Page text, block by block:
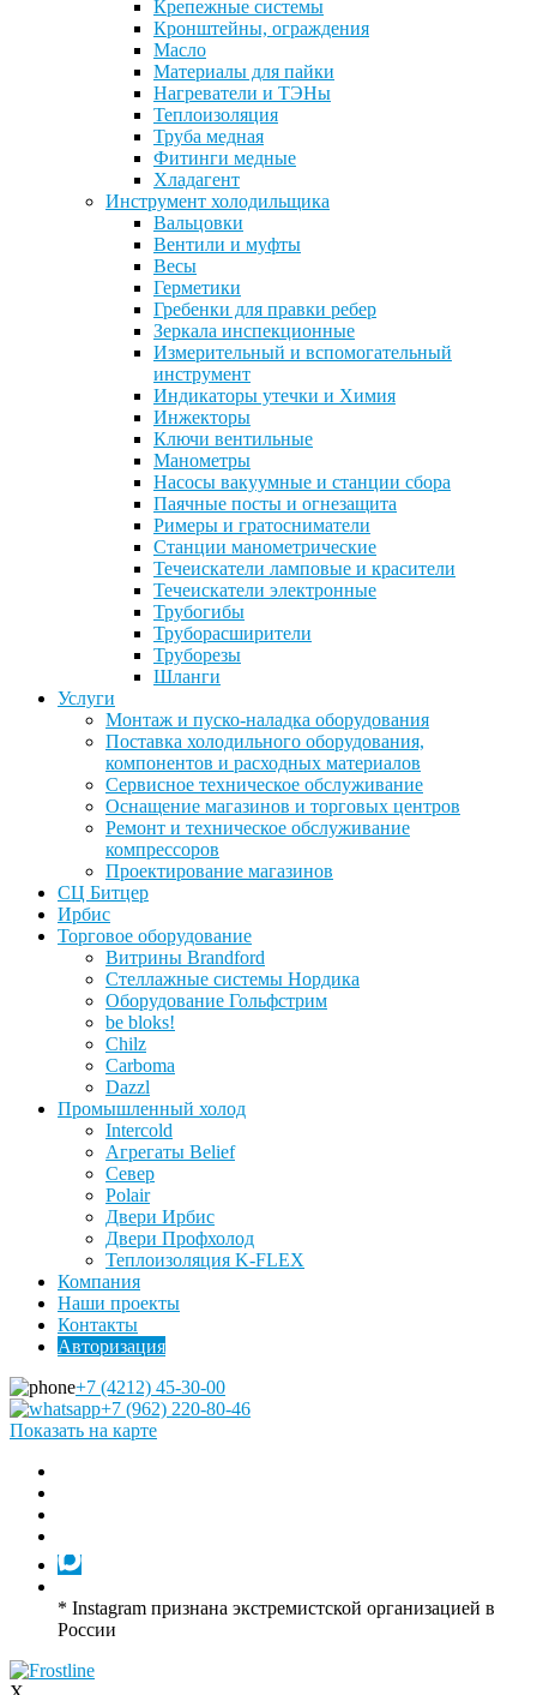
Крепежные системы
Кронштейны, ограждения
Масло
Материалы для пайки
Нагреватели и ТЭНы
Теплоизоляция
Труба медная
Фитинги медные
Хладагент
Инструмент холодильщика
Вальцовки
Вентили и муфты
Весы
Герметики
Гребенки для правки ребер
Зеркала инспекционные
Измерительный и вспомогательный
инструмент
Индикаторы утечки и Химия
Инжекторы
Ключи вентильные
Манометры
Насосы вакуумные и станции сбора
Паячные посты и огнезащита
Римеры и гратосниматели
Станции манометрические
Течеискатели ламповые и красители
Течеискатели электронные
Трубогибы
Труборасширители
Труборезы
Шланги
Услуги
Монтаж и пуско-наладка оборудования
Поставка холодильного оборудования,
компонентов и расходных материалов
Сервисное техническое обслуживание
Оснащение магазинов и торговых центров
Ремонт и техническое обслуживание
компрессоров
Проектирование магазинов
СЦ Битцер
Ирбис
Торговое оборудование
Витрины Brandford
Стеллажные системы Нордика
Оборудование Гольфстрим
be bloks!
Chilz
Carboma
Dazzl
Промышленный холод
Intercold
Агрегаты Belief
Север
Polair
Двери Ирбис
Двери Профхолод
Теплоизоляция K-FLEX
Компания
Наши проекты
Контакты
Авторизация
+7 (4212) 45-30-00
+7 (962) 220-80-46
Показать на карте
* Instagram признана экстремистской организацией в
России